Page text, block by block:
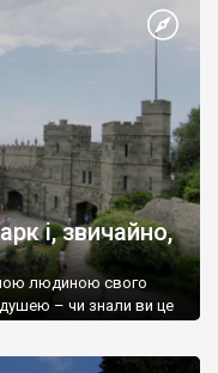
і, звичайно,
людиною свого
– чи знали ви це